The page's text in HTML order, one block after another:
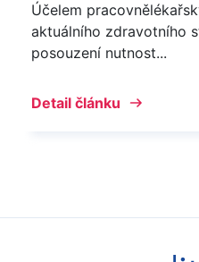
Účelem
aktuálního zdravotního
posouzení nutnost...
Detail článku